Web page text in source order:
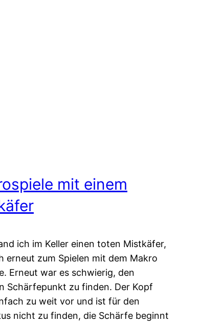
mit einem
ich im Keller einen toten Mistkäfer,
erneut zum Spielen mit dem Makro
Erneut war es schwierig, den
Schärfepunkt zu finden. Der Kopf
zu weit vor und ist für den
nicht zu finden, die Schärfe beginnt